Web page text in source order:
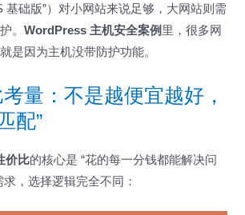
基础版”）对小网站来说足够，大网站则需
。WordPress 主机安全案例 里，很多网
是因为主机没带防护功能。
量：不是越便宜越好，
配”
价比的核心是 “花的每一分钱都能解决问
，选择逻辑完全不同：